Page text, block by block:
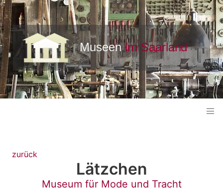
zurück
Lätzchen
Museum für Mode und Tracht